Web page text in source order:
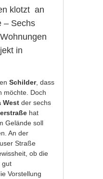
klotzt an
– Sechs
in
Schilder, dass
möchte. Doch
West der sechs
hat
Gelände soll
An der
Straße
ob die
gut
Vorstellung